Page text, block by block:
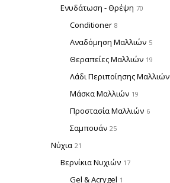
Ενυδάτωση - Θρέψη 70
Conditioner 8
Αναδόμηση Μαλλιών 5
Θεραπείες Μαλλιών 19
Λάδι Περιποίησης Μαλλιών
Μάσκα Μαλλιών 19
Προστασία Μαλλιών 6
Σαμπουάν 25
Νύχια 21
Βερνίκια Νυχιών 17
Gel & Acrygel 1